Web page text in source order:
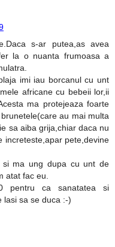
s-ar putea,as avea
la o nuanta frumoasa a
imi iau borcanul cu unt
africane cu bebeii lor,ii
ma protejeaza foarte
au mai multa
sa aiba grija,chiar daca nu
increteste,apar pete,devine
si ma ung dupa cu unt de
atat fac eu.
pentru ca sanatatea si
lasi sa se duca :-)